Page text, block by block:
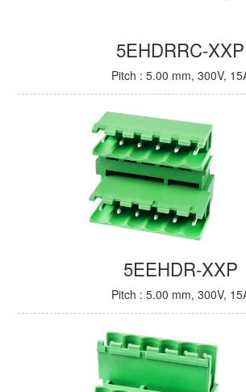
5EHDRRC-XXP
Pitch : 5.00 mm, 300V,
5EEHDR-XXP
Pitch : 5.00 mm, 300V,